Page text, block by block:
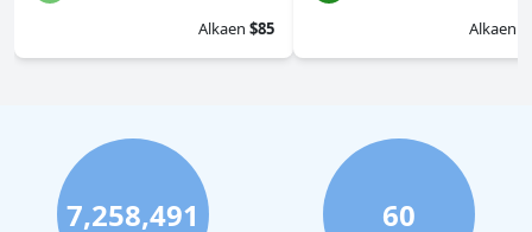
Alkaen $85
Alkaen
7,258,491 60